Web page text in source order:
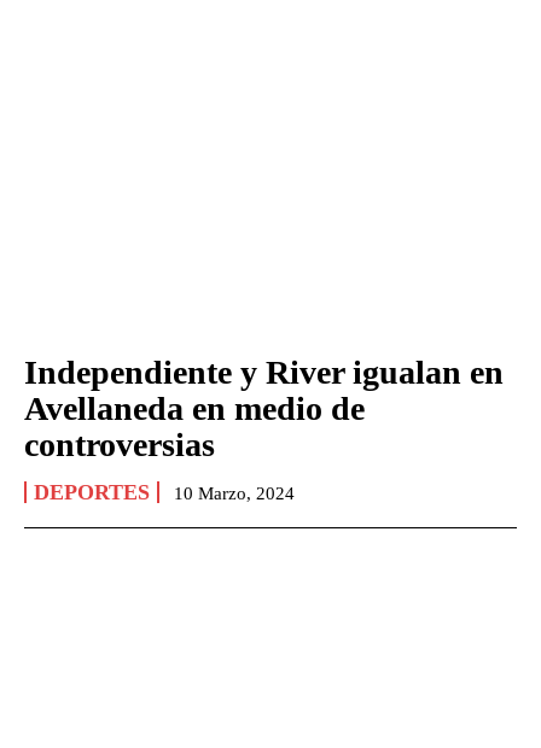
Independiente y River igualan en
Avellaneda en medio de
controversias
DEPORTES 10 Marzo, 2024